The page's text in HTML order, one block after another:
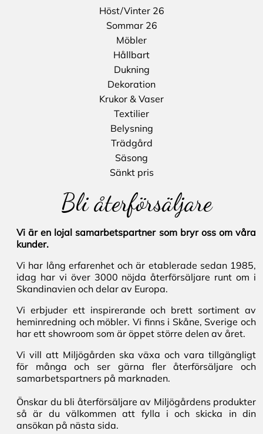
Höst/Vinter 26
Sommar 26
Möbler
Hållbart
Dukning
Dekoration
Krukor & Vaser
Textilier
Belysning
Trädgård
Säsong
Sänkt pris
Bli återförsäljare
Vi är en lojal samarbetspartner som bryr oss om våra
kunder.
Vi har lång erfarenhet och är etablerade sedan 1985,
idag har vi över 3000 nöjda återförsäljare runt om i
Skandinavien och delar av Europa.
Vi erbjuder ett inspirerande och brett sortiment av
heminredning och möbler. Vi finns i Skåne, Sverige och
har ett showroom som är öppet större delen av året.
Vi vill att Miljögården ska växa och vara tillgängligt
för många och ser gärna fler återförsäljare och
samarbetspartners på marknaden.
Önskar du bli återförsäljare av Miljögårdens produkter
så är du välkommen att fylla i och skicka in din
ansökan på nästa sida.